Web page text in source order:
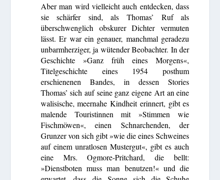
Aber man wird vielleicht auch entdecken, dass
sie schärfer sind, als Thomas’ Ruf als
überschwenglich obskurer Dichter vermuten
lässt. Er war ein genauer, manchmal geradezu
unbarmherziger, ja wütender Beobachter. In der
Geschichte »Ganz früh eines Morgens«,
Titelgeschichte eines 1954 posthum
erschienenen Bandes, in dessen Stories
Thomas’ sich auf seine ganz eigene Art an eine
walisische, meernahe Kindheit erinnert, gibt es
malende Touristinnen mit »Stimmen wie
Fischmöwen«, einen Schnarchenden, der
Grunzer von sich gibt »wie die eines Schweines
auf einem unratlosen Mustergut«, gibt es auch
eine Mrs. Ogmore-Pritchard, die bellt:
»Dienstboten muss man benutzen!« und die